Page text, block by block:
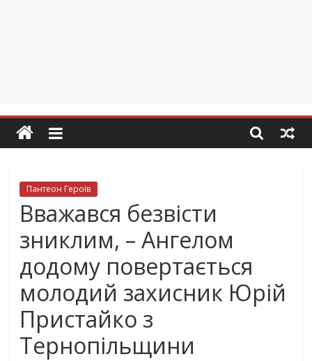
Пантеон Героїв
Вважався безвісти
зниклим, – Ангелом
додому повертається
молодий захисник Юрій
Пристайко з
Тернопільщини